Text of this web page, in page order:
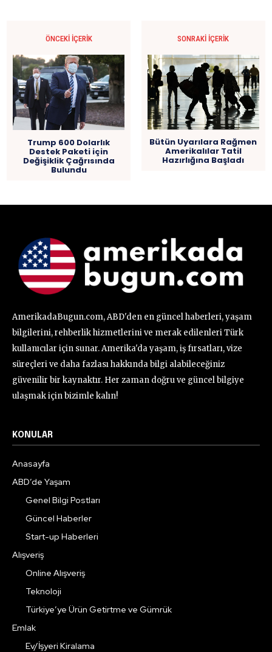
ÖNCEKI İÇERIK
Trump 600 Dolarlık
Destek Paketi için
Değişiklik Çağrısında
Bulundu
SONRAKI İÇERIK
Bütün Uyarılara Rağmen
Amerikalılar Tatil
Hazırlığına Başladı
AmerikadaBugun.com, ABD'den en güncel haberleri, yaşam
bilgilerini, rehberlik hizmetlerini ve merak edilenleri Türk
kullanıcılar için sunar. Amerika'da yaşam, iş fırsatları, vize
süreçleri ve daha fazlası hakkında bilgi alabileceğiniz
güvenilir bir kaynaktır. Her zaman doğru ve güncel bilgiye
ulaşmak için bizimle kalın!
KONULAR
Anasayfa
ABD’de Yaşam
Genel Bilgi Postları
Güncel Haberler
Start-up Haberleri
Alışveriş
Online Alışveriş
Teknoloji
Türkiye’ye Ürün Getirtme ve Gümrük
Emlak
Ev/İşyeri Kiralama